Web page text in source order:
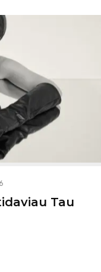
Tau